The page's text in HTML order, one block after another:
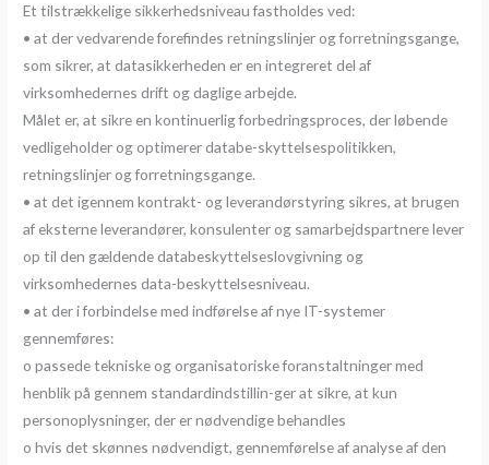
Et tilstrækkelige sikkerhedsniveau fastholdes ved:
• at der vedvarende forefindes retningslinjer og forretningsgange,
som sikrer, at datasikkerheden er en integreret del af
virksomhedernes drift og daglige arbejde.
Målet er, at sikre en kontinuerlig forbedringsproces, der løbende
vedligeholder og optimerer databe-skyttelsespolitikken,
retningslinjer og forretningsgange.
• at det igennem kontrakt- og leverandørstyring sikres, at brugen
af eksterne leverandører, konsulenter og samarbejdspartnere lever
op til den gældende databeskyttelseslovgivning og
virksomhedernes data-beskyttelsesniveau.
• at der i forbindelse med indførelse af nye IT-systemer
gennemføres:
o passede tekniske og organisatoriske foranstaltninger med
henblik på gennem standardindstillin-ger at sikre, at kun
personoplysninger, der er nødvendige behandles
o hvis det skønnes nødvendigt, gennemførelse af analyse af den